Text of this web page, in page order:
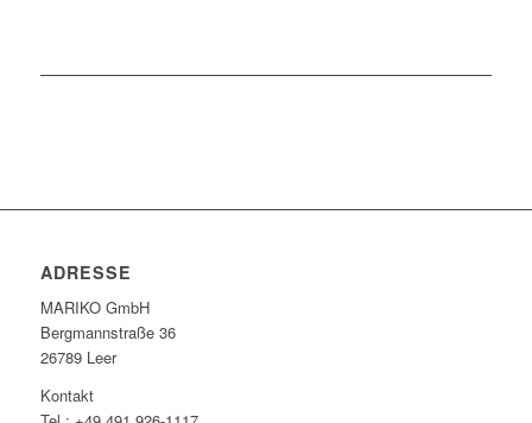
ADRESSE
MARIKO GmbH
Berg­mann­straße 36
26789 Leer
Kontakt